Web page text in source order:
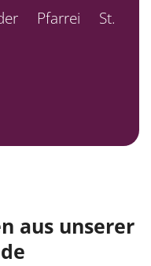
Pfarrei St.
aus unserer